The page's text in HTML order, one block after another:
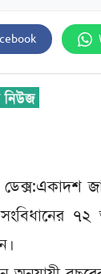
সংবিধানের